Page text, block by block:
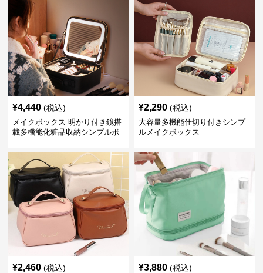
¥4,440 (税込)
メイクボックス 明かり付き鏡搭
載多機能化粧品収納シンプルボ
¥2,290 (税込)
大容量多機能仕切り付きシンプ
ルメイクボックス
¥2,460 (税込) ¥3,880 (税込)